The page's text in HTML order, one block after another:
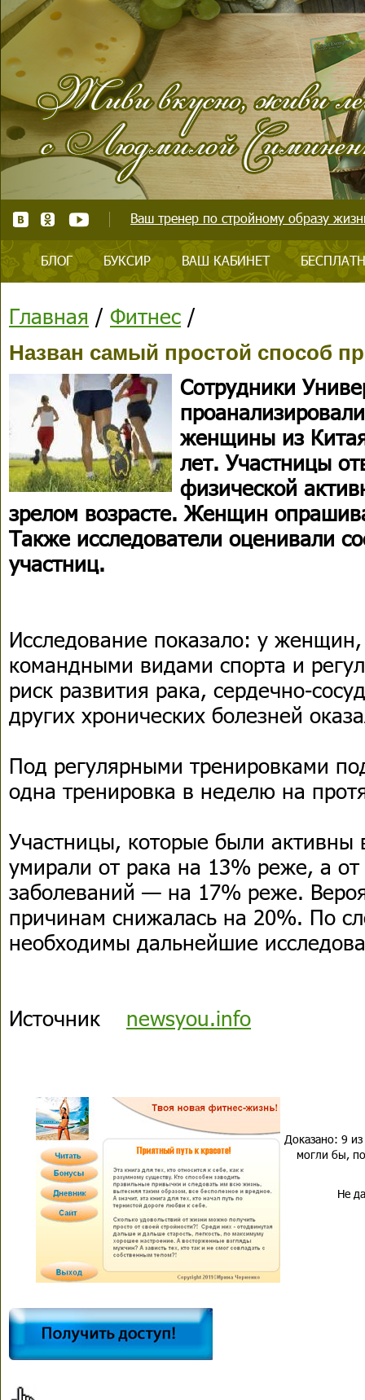
Ваш тренер по стройному образу
БЛОГ БУКСИР ВАШ КАБИНЕТ
Главная / Фитнес /
Назван самый простой способ
Сотрудники
женщины из
лет. Участницы
физической
зрелом возрасте. Женщин
Также исследователи оценивали
участниц.
Исследование показало: у
командными видами спорта и
риск развития рака, сердечно-
других хронических болезней
Под регулярными тренировками
одна тренировка в неделю на
Участницы, которые были активны
умирали от рака на 13% реже, а от
заболеваний — на 17% реже.
причинам снижалась на 20%. По
необходимы дальнейшие
Источник newsyou.info
Доказано: 9
могли бы,
Не